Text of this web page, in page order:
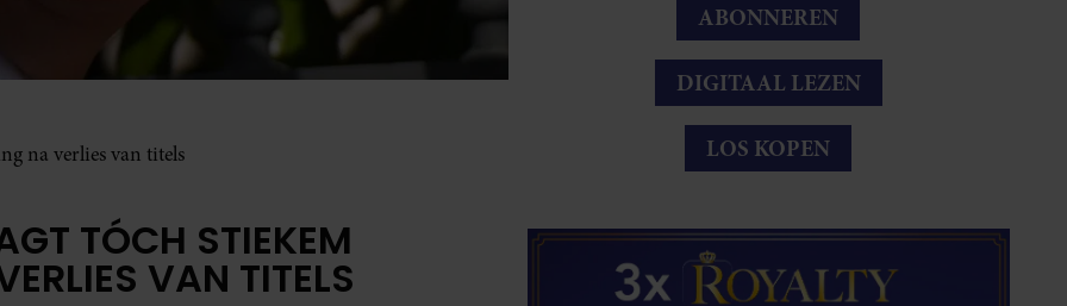
na verlies van titels
TÓCH STIEKEM
VAN TITELS
ABONNEREN
DIGITAAL LEZEN
LOS KOPEN